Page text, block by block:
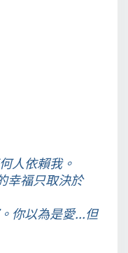
人依賴我。
幸福只取決於
你以為是愛...但